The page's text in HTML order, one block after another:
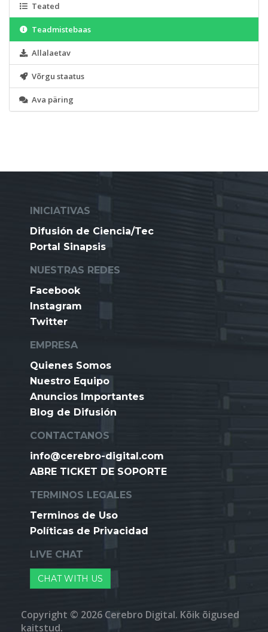
Teated
Teadmistebaas
Allalaetav
Võrgu staatus
Ava päring
INICIATIVAS
Difusión de Ciencia/Tec
Portal Sinapsis
NUESTRAS REDES
Facebook
Instagram
Twitter
EMPRESA
Quienes Somos
Nuestro Equipo
Anuncios Importantes
Blog de Difusión
CONTACTANOS
info@cerebro-digital.com
ABRE TICKET DE SOPORTE
TERMINOS LEGALES
Terminos de Uso
Políticas de Privacidad
LIVE CHAT
CHAT WITH US
Copyright © 2026 Cerebro Digital. Kõik õigused
kaitstud.